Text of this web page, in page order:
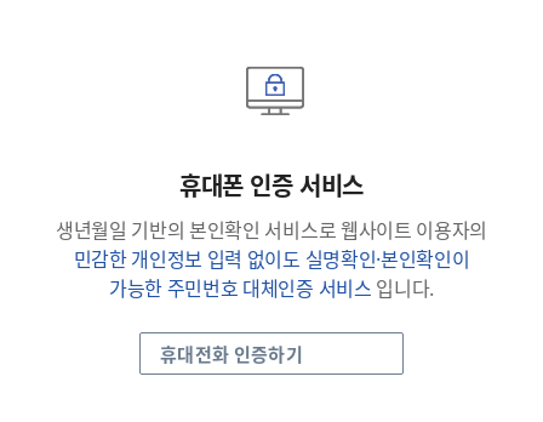
휴대폰 인증 서비스
생년월일 기반의 본인확인 서비스로 웹사이트 이용자의
민감한 개인정보 입력 없이도 실명확인·본인확인이
가능한 주민번호 대체인증 서비스 입니다.
휴대전화 인증하기